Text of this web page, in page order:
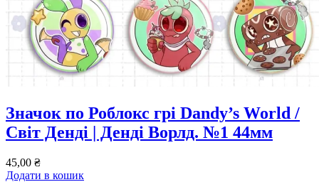
Значок по Роблокс грі Dandy’s World /
Світ Денді | Денді Ворлд. №1 44мм
45,00 ₴
Додати в кошик